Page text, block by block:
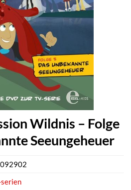
Wildnis – Folge
Seeungeheuer